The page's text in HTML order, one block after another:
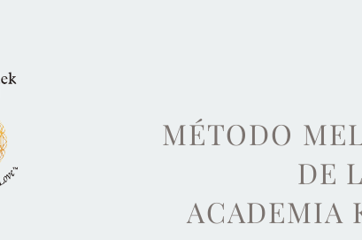
MÉTODO
DE
ACADEMIA